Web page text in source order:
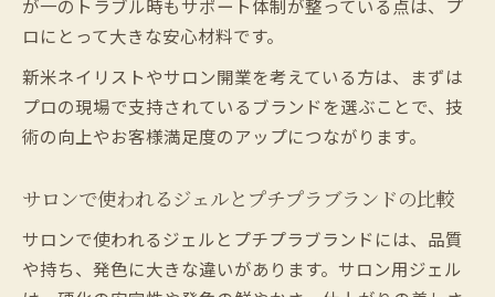
徴
ド比較
ジェルネイルブランドで叶えるコスパ重視
の選び方
ポイント
が一のトラブル時もサポート体制が整っている点は、プ
ロにとって大きな安心材料です。
新米ネイリストやサロン開業を考えている方は、まずは
プロの現場で支持されているブランドを選ぶことで、技
術の向上やお客様満足度のアップにつながります。
サロンで使われるジェルとプチプラブランドの比較
サロンで使われるジェルとプチプラブランドには、品質
や持ち、発色に大きな違いがあります。サロン用ジェル